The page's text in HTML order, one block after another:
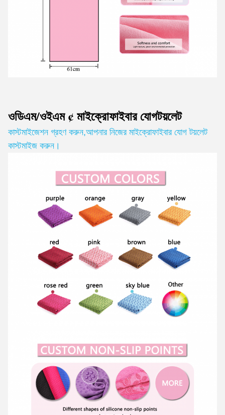
ওডিএম/ওইএম ¢ মাইক্রোফাইবার যোগটয়লেট
কাস্টমাইজেশন গ্রহণ করুন,আপনার নিজের মাইক্রোফাইবার যোগ টয়লেট
কাস্টমাইজ করুন।